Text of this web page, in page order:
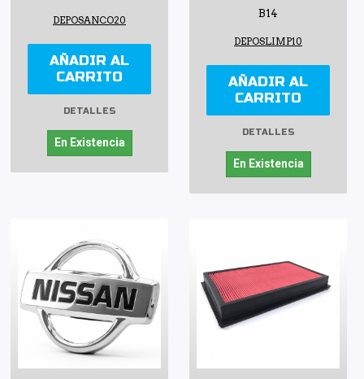
DEPOSANCO20
AÑADIR AL
CARRITO
DETALLES
En Existencia
B14
DEPOSLIMP10
AÑADIR AL
CARRITO
DETALLES
En Existencia